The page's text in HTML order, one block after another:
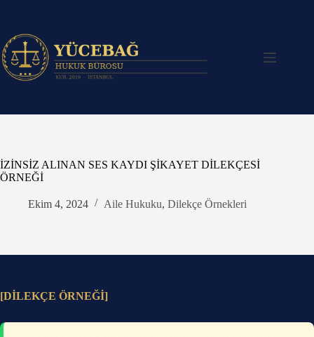
İZİNSİZ ALINAN SES KAYDI ŞİKAYET DİLEKÇESİ
ÖRNEĞİ
Ekim 4, 2024 Aile Hukuku, Dilekçe Örnekleri
[DİLEKÇE ÖRNEĞİ]